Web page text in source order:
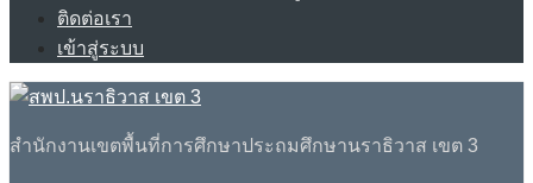
ติดต่อเรา
เข้าสู่ระบบ
สำนักงานเขตพื้นที่การศึกษาประถมศึกษานราธิวาส เขต 3